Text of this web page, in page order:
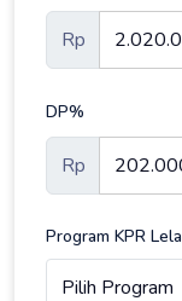
Rp
DP%
Rp
Program KPR